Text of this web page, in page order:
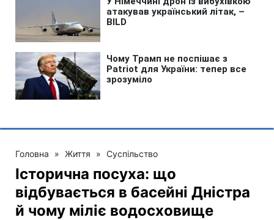
Головна » Життя » Суспільство
Історична посуха: що
відбувається в басейні Дністра
й чому міліє водосховище